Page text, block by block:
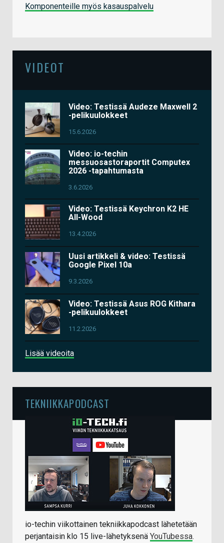
Komponenteille myös kasauspalvelu
VIDEOT
Video: Testissä Audeze Maxwell 2
-pelikuulokkeet
15.6.2026
Video: io-techin
messuosastoraportit Computex
2026 -tapahtumasta
3.6.2026
Video: Testissä Keychron K2 HE
All-Wood
13.4.2026
Uusi artikkeli & video: Testissä
Google Pixel 10a
9.3.2026
Video: Testissä Asus ROG Kithara
-pelikuulokkeet
11.2.2026
Lisää videoita
TEKNIIKKAPODCAST
io-techin viikottainen tekniikkapodcast lähetetään
perjantaisin klo 15 live-lähetyksenä YouTubessa.